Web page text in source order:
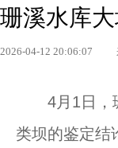
珊溪水库
2026-04-12 20:06:07
4月1日，珊
类坝的鉴定结